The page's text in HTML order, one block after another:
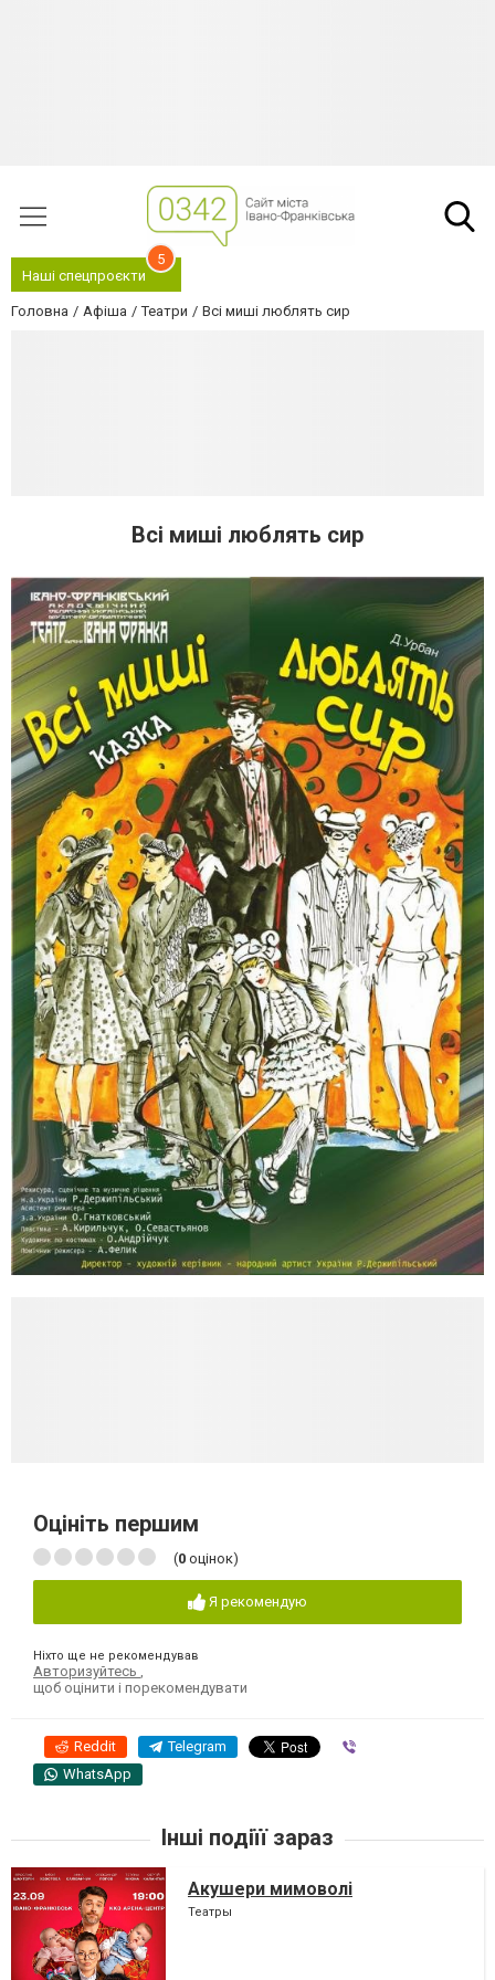
Наші спецпроєкти
5
Головна Афіша Театри Всі миші люблять сир
Всі миші люблять сир
Оцініть першим
(0 оцінок)
Я рекомендую
Ніхто ще не рекомендував
Авторизуйтесь ,
щоб оцінити і порекомендувати
Reddit Telegram
WhatsApp
Інші подіїї зараз
Акушери мимоволі
Театры